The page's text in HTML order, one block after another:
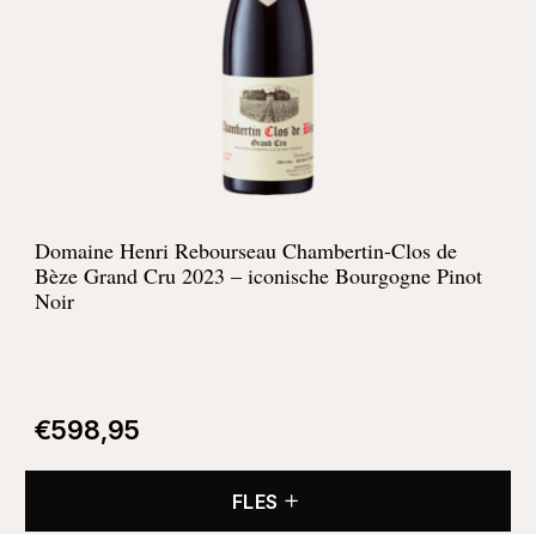
Domaine Henri Rebourseau Chambertin-Clos de
Bèze Grand Cru 2023 – iconische Bourgogne Pinot
Noir
€598,95
FLES